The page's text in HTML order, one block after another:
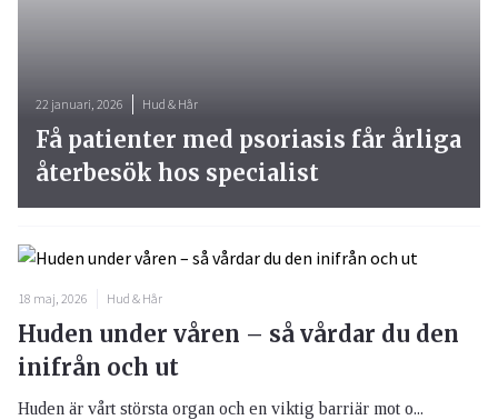
18 maj, 2026 Hud & Hår
Huden under våren – så vårdar du den
inifrån och ut
Huden är vårt största organ och en viktig barriär mot o...
22 januari, 2026 Hud & Hår
Få patienter med psoriasis får årliga
återbesök hos specialist